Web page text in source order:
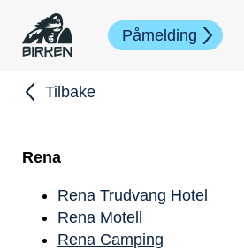
Påmelding
Tilbake
Rena
Rena Trudvang Hotel
Rena Motell
Rena Camping